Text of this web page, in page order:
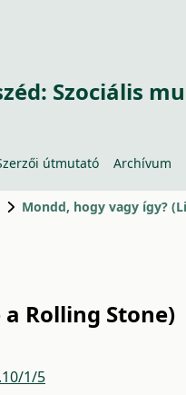
Szociális
útmutató Archívum
Mondd, hogy vagy így?
Rolling Stone)
1/5